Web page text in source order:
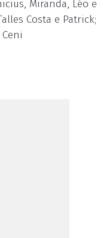
Miranda, Léo e
Costa e Patrick;